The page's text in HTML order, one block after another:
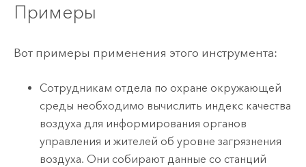
Примеры
Вот примеры применения этого инструмента:
Сотрудникам отдела по охране окружающей
среды необходимо вычислить индекс качества
воздуха для информирования органов
управления и жителей об уровне загрязнения
воздуха. Они собирают данные со станций